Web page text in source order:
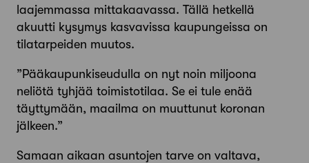
laajemmassa mittakaavassa. Tällä hetkellä
akuutti kysymys kasvavissa kaupungeissa on
tilatarpeiden muutos.
”Pääkaupunkiseudulla on nyt noin miljoona
neliötä tyhjää toimistotilaa. Se ei tule enää
täyttymään, maailma on muuttunut koronan
jälkeen.”
Samaan aikaan asuntojen tarve on valtava,